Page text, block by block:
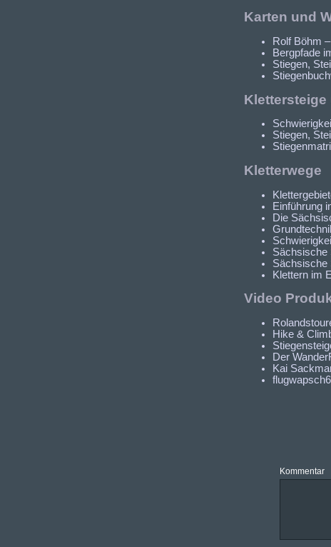
Karten und
Rolf Böhm
Bergpfade
Stiegen,
Klettersteige
Stiegen,
Kletterwege
Einführung
Die
Sächsische
Sächsische
Klettern im
Video
Hike &
Der
Kai
Kommentar